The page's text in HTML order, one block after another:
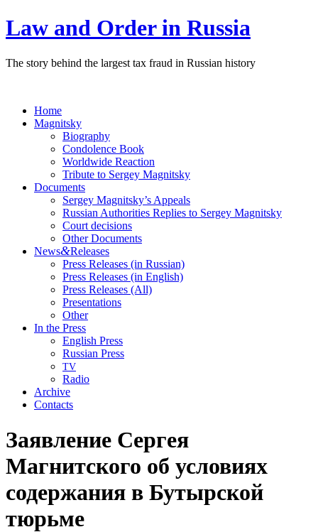
Law and Order in Russia
The story behind the largest tax fraud in Russian history
Home
Magnitsky
Biography
Condolence Book
Worldwide Reaction
Tribute to Sergey Magnitsky
Documents
Sergey Magnitsky’s Appeals
Russian Authorities Replies to Sergey Magnitsky
Court decisions
Other Documents
News&Releases
Press Releases (in Russian)
Press Releases (in English)
Press Releases (All)
Presentations
Other
In the Press
English Press
Russian Press
TV
Radio
Archive
Contacts
Заявление Сергея
Магнитского об условиях
содержания в Бутырской
тюрьме